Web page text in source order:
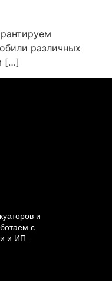
различных
[…]
и
с
и ИП.